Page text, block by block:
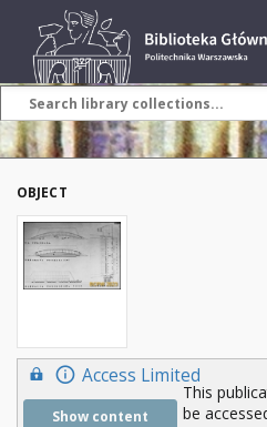
OBJECT
Access Limited
Show content
This
be